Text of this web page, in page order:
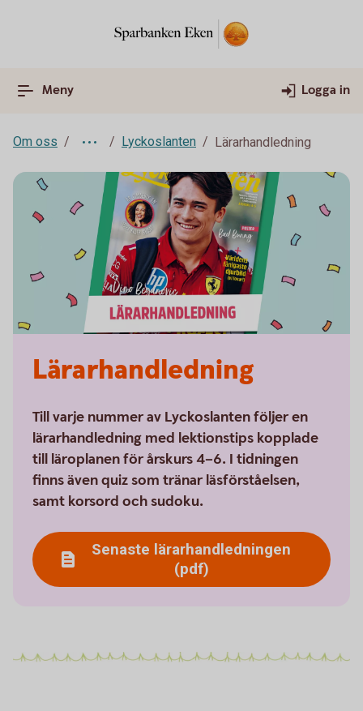
Meny Logga in
Om oss Lyckoslanten Lärarhandledning
Lärarhandledning
Till varje nummer av Lyckoslanten följer en
lärarhandledning med lektionstips kopplade
till läroplanen för årskurs 4–6. I tidningen
finns även quiz som tränar läsförståelsen,
samt korsord och sudoku.
Senaste lärarhandledningen
(pdf)